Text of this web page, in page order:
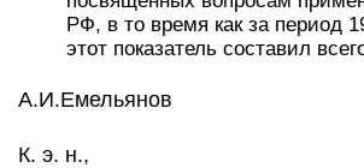
РФ, в то время как за период
этот показатель составил
А.И.Емельянов
К. э. н.,